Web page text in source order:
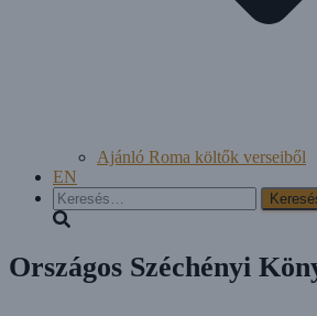
Ajánló Roma költők verseiből
EN
Keresés:
Országos Széchényi